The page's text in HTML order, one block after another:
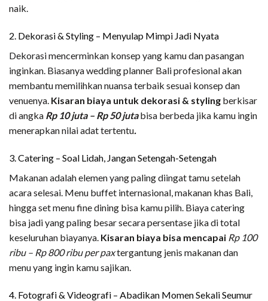
naik.
2. Dekorasi & Styling – Menyulap Mimpi Jadi Nyata
Dekorasi mencerminkan konsep yang kamu dan pasangan
inginkan. Biasanya wedding planner Bali profesional akan
membantu memilihkan nuansa terbaik sesuai konsep dan
venuenya. Kisaran biaya untuk dekorasi & styling berkisar
di angka Rp 10 juta – Rp 50 jutabisa berbeda jika kamu ingin
menerapkan nilai adat tertentu.
3. Catering – Soal Lidah, Jangan Setengah-Setengah
Makanan adalah elemen yang paling diingat tamu setelah
acara selesai. Menu buffet internasional, makanan khas Bali,
hingga set menu fine dining bisa kamu pilih. Biaya catering
bisa jadi yang paling besar secara persentase jika di total
keseluruhan biayanya. Kisaran biaya bisa mencapai Rp 100
ribu – Rp 800 ribu per paxtergantung jenis makanan dan
menu yang ingin kamu sajikan.
4. Fotografi & Videografi – Abadikan Momen Sekali Seumur